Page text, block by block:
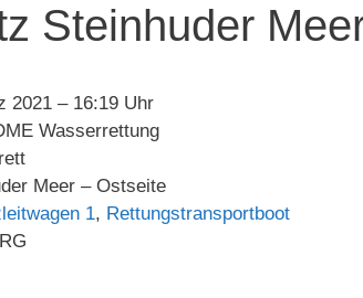
Steinhuder
2021 – 16:19 Uhr
Wasserrettung
Meer – Ostseite
1, Rettungstransportboot